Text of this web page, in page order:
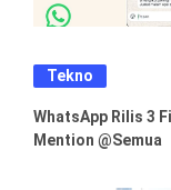
Tekno
WhatsApp Rilis 3
Mention @Semua